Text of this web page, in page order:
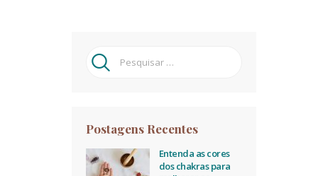
Pesquisar
por:
Postagens Recentes
Entenda as cores
dos chakras para